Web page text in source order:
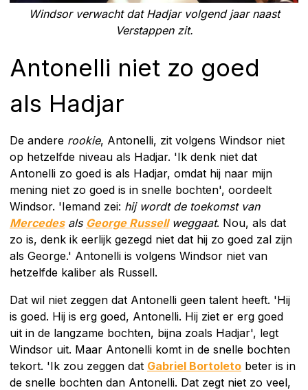
Windsor verwacht dat Hadjar volgend jaar naast
Verstappen zit.
Antonelli niet zo goed
als Hadjar
De andere rookie, Antonelli, zit volgens Windsor niet
op hetzelfde niveau als Hadjar. 'Ik denk niet dat
Antonelli zo goed is als Hadjar, omdat hij naar mijn
mening niet zo goed is in snelle bochten', oordeelt
Windsor. 'Iemand zei: hij wordt de toekomst van
Mercedesals George Russellweggaat. Nou, als dat
zo is, denk ik eerlijk gezegd niet dat hij zo goed zal zijn
als George.' Antonelli is volgens Windsor niet van
hetzelfde kaliber als Russell.
Dat wil niet zeggen dat Antonelli geen talent heeft. 'Hij
is goed. Hij is erg goed, Antonelli. Hij ziet er erg goed
uit in de langzame bochten, bijna zoals Hadjar', legt
Windsor uit. Maar Antonelli komt in de snelle bochten
tekort. 'Ik zou zeggen dat Gabriel Bortoleto beter is in
de snelle bochten dan Antonelli. Dat zegt niet zo veel,